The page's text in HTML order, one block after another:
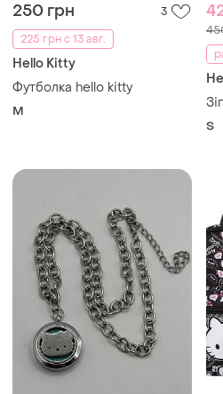
250 грн
3
225 грн с 13 авг.
Hello Kitty
Футболка hello kitty
M
S